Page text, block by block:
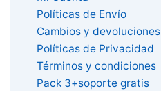
Políticas de Envío
Cambios y devoluciones
Políticas de Privacidad
Términos y condiciones
Pack 3+soporte gratis